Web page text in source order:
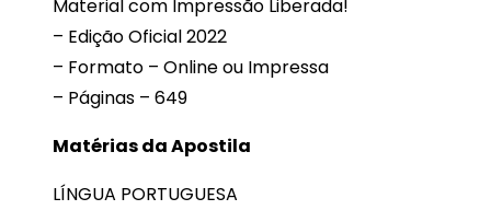
Material com Impressão Liberada!
– Edição Oficial 2022
– Formato – Online ou Impressa
– Páginas – 649
Matérias da Apostila
LÍNGUA PORTUGUESA